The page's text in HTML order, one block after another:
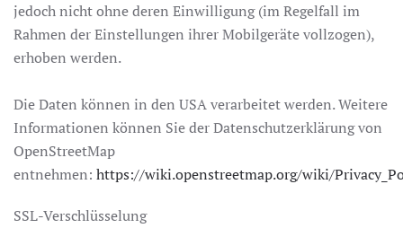
jedoch nicht ohne deren Einwilligung (im Regelfall im
Rahmen der Einstellungen ihrer Mobilgeräte vollzogen),
erhoben werden.
Die Daten können in den USA verarbeitet werden. Weitere
Informationen können Sie der Datenschutzerklärung von
OpenStreetMap
entnehmen: https://wiki.openstreetmap.org/wiki/
SSL-Verschlüsselung